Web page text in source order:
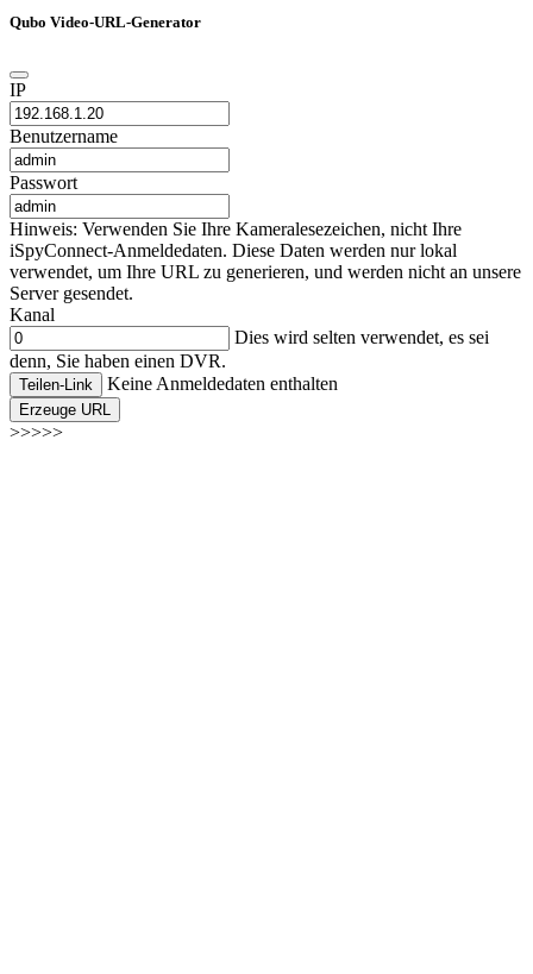
Qubo Video-URL-Generator
IP
Benutzername
Passwort
Hinweis: Verwenden Sie Ihre Kameralesezeichen, nicht Ihre
iSpyConnect-Anmeldedaten. Diese Daten werden nur lokal
verwendet, um Ihre URL zu generieren, und werden nicht an unsere
Server gesendet.
Kanal
Dies wird selten verwendet, es sei
denn, Sie haben einen DVR.
Teilen-Link Keine Anmeldedaten enthalten
Erzeuge URL
>>>>>